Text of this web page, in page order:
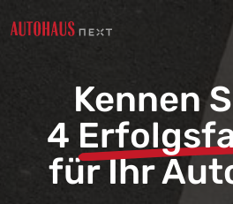
Kennen
4
für Ihr